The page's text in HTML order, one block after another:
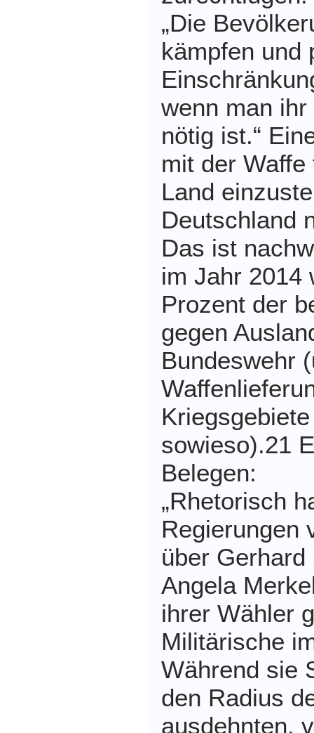
„Die
kämpfen und
wenn man
nötig ist.“
mit der Waffe
Land
Deutschland
Das ist
im Jahr 2014
Prozent der
gegen
Bundeswehr
Kriegsgebiete
sowieso).21
Belegen:
„Rhetorisch
Regierungen
über
Angela
ihrer Wähler
Militärische
Während sie
den Radius
ausdehnten,